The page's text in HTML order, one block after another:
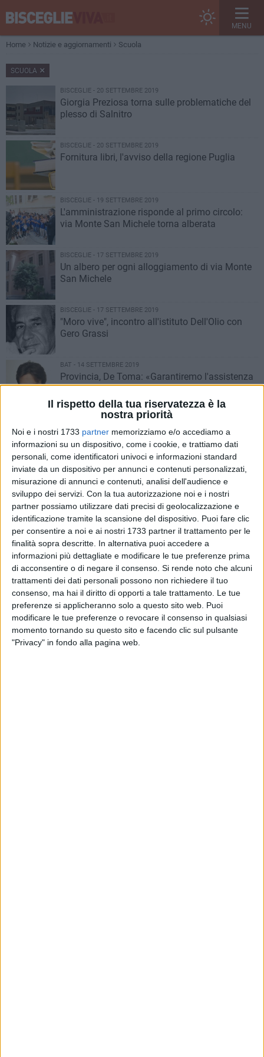
Il rispetto della tua riservatezza è la
nostra priorità
Noi e i nostri 1733 partner memorizziamo e/o accediamo a
informazioni su un dispositivo, come i cookie, e trattiamo dati
personali, come identificatori univoci e informazioni standard
inviate da un dispositivo per annunci e contenuti personalizzati,
misurazione di annunci e contenuti, analisi dell'audience e
sviluppo dei servizi. Con la tua autorizzazione noi e i nostri
partner possiamo utilizzare dati precisi di geolocalizzazione e
identificazione tramite la scansione del dispositivo. Puoi fare clic
per consentire a noi e ai nostri 1733 partner il trattamento per le
finalità sopra descritte. In alternativa puoi accedere a
informazioni più dettagliate e modificare le tue preferenze prima
di acconsentire o di negare il consenso. Si rende noto che alcuni
trattamenti dei dati personali possono non richiedere il tuo
consenso, ma hai il diritto di opporti a tale trattamento. Le tue
preferenze si applicheranno solo a questo sito web. Puoi
modificare le tue preferenze o revocare il consenso in qualsiasi
momento tornando su questo sito e facendo clic sul pulsante
"Privacy" in fondo alla pagina web.
MENU
Home Notizie e aggiornamenti Scuola
SCUOLA
BISCEGLIE - 20 SETTEMBRE 2019
Giorgia Preziosa torna sulle problematiche del
plesso di Salnitro
BISCEGLIE - 20 SETTEMBRE 2019
Fornitura libri, l'avviso della regione Puglia
BISCEGLIE - 19 SETTEMBRE 2019
L'amministrazione risponde al primo circolo:
via Monte San Michele torna alberata
BISCEGLIE - 17 SETTEMBRE 2019
Un albero per ogni alloggiamento di via Monte
San Michele
BISCEGLIE - 17 SETTEMBRE 2019
"Moro vive", incontro all'istituto Dell'Olio con
Gero Grassi
BAT - 14 SETTEMBRE 2019
Provincia, De Toma: «Garantiremo l'assistenza
specialistica»
BISCEGLIE - 12 SETTEMBRE 2019
Salnitro, l'assessore Sasso: «La scuola sarà
pronta entro lunedì 16»
BISCEGLIE - 12 SETTEMBRE 2019
Salnitro, situazione critica a quattro giorni
dalla ripresa delle lezioni
BISCEGLIE - 12 SETTEMBRE 2019
Il sindaco Angarano augura buon anno
scolastico
BISCEGLIE - 11 SETTEMBRE 2019
Giovedì parte l'anno scolastico negli istituti
superiori biscegliesi
BISCEGLIE - 6 SETTEMBRE 2019
Boom di assunzioni per i laureati UniCusano